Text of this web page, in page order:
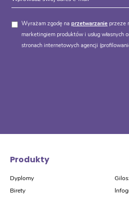
Wyrażam zgodę na przetwarzanie przeze
marketingiem produktów i usług własnych
stronach internetowych agencji
Produkty
Dyplomy
Birety